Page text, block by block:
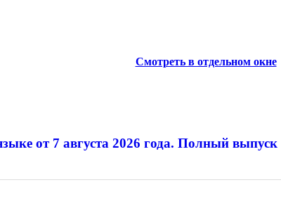
Смотреть в отдельном окне
от 7 августа 2026 года. Полный выпуск